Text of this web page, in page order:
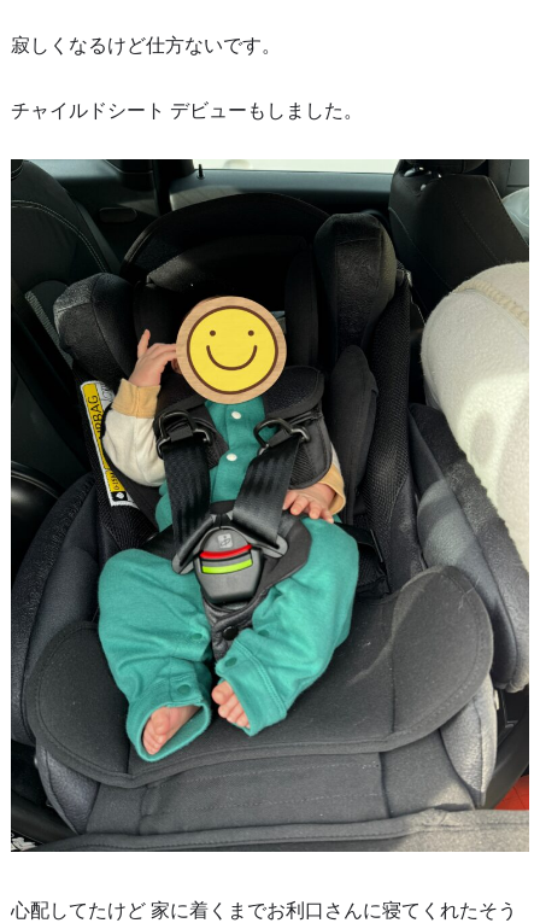
寂しくなるけど仕方ないです。
チャイルドシート デビューもしました。
心配してたけど 家に着くまでお利口さんに寝てくれたそう